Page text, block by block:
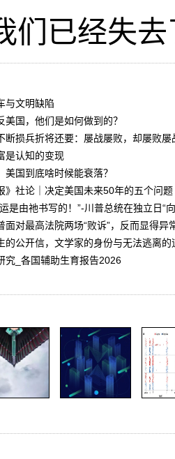
们已经失
与文明缺陷
美国，他们是如何做到的？
断损兵折将还要：屡战屡败，却屡败屡
是认知的变现
美国到底啥时候能衰落？
》社论｜决定美国未来50年的五个问题
是由祂书写的！”-川普总统在独立日“
面对最高法院两场“败诉”，反而显得异
的公开信，文学家的身份与无法逃离的
究_各国辅助生育报告2026